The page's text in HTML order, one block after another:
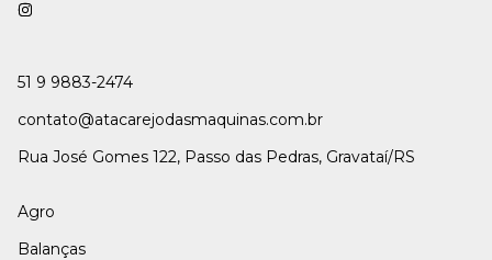
51 9 9883-2474
contato@atacarejodasmaquinas.com.br
Rua José Gomes 122, Passo das Pedras, Gravataí/RS
Agro
Balanças